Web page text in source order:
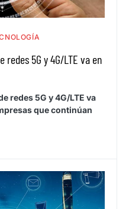
redes 5G y 4G/LTE va en
redes 5G y 4G/LTE va
que continúan